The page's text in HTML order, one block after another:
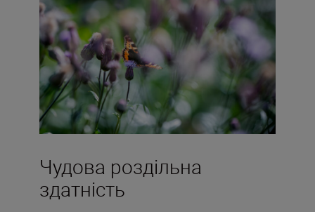
Чудова роздільна
здатність